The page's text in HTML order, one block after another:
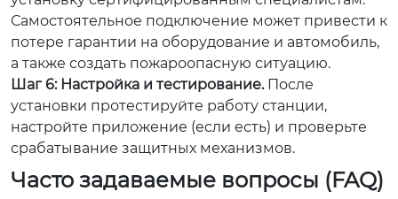
Самостоятельное подключение может привести к
потере гарантии на оборудование и автомобиль,
а также создать пожароопасную ситуацию.
Шаг 6: Настройка и тестирование.После
установки протестируйте работу станции,
настройте приложение (если есть) и проверьте
срабатывание защитных механизмов.
Часто задаваемые вопросы (FAQ)